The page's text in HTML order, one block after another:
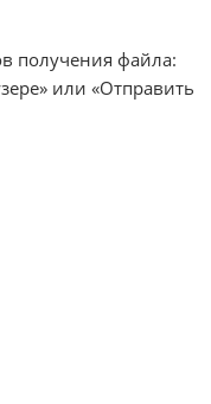
получения файла:
или «Отправить